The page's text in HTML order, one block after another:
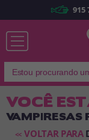
Lembrar-me
915
VOCÊ
VAMPIRESAS
<< VOLTAR PARA